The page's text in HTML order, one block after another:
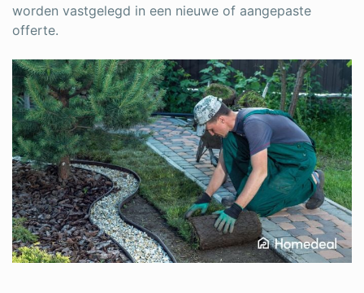
worden vastgelegd in een nieuwe of aangepaste
offerte.